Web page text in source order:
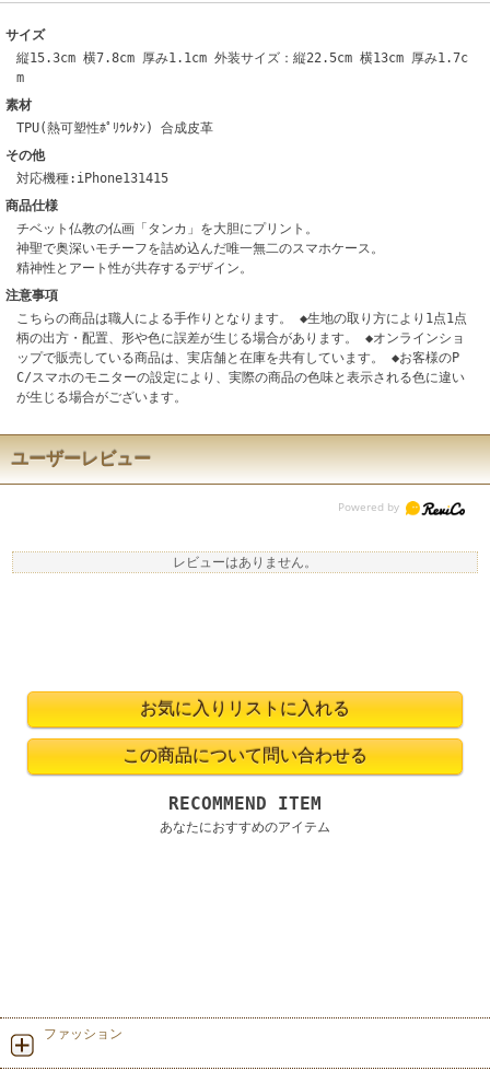
サイズ
縦15.3cm 横7.8cm 厚み1.1cm 外装サイズ：縦22.5cm 横13cm 厚み1.7c
m
素材
TPU(熱可塑性ﾎﾟﾘｳﾚﾀﾝ) 合成皮革
その他
対応機種:iPhone131415
商品仕様
チベット仏教の仏画「タンカ」を大胆にプリント。
神聖で奥深いモチーフを詰め込んだ唯一無二のスマホケース。
精神性とアート性が共存するデザイン。
注意事項
こちらの商品は職人による手作りとなります。 ◆生地の取り方により1点1点
柄の出方・配置、形や色に誤差が生じる場合があります。 ◆オンラインショ
ップで販売している商品は、実店舗と在庫を共有しています。 ◆お客様のP
C/スマホのモニターの設定により、実際の商品の色味と表示される色に違い
が生じる場合がございます。
ユーザーレビュー
レビューはありません。
RECOMMEND ITEM
あなたにおすすめのアイテム
ファッション